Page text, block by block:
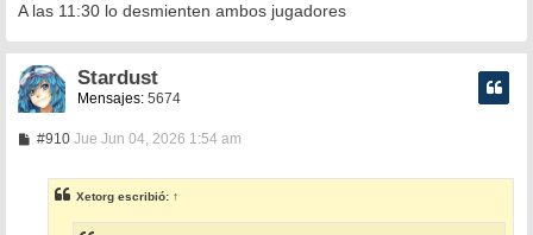
A las 11:30 lo desmienten ambos jugadores
Stardust
Mensajes: 5674
#910M
s
a
Jue Jun 04, 2026 1:54 am
Xetorg escribió: ↑